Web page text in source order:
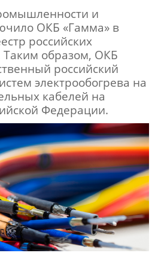
и
ОКБ «Гамма» в
российских
Таким образом, ОКБ
российский
электрообогрева на
кабелей на
Федерации.